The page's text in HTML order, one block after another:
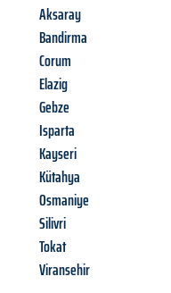
Aksaray
Bandirma
Corum
Elazig
Gebze
Isparta
Kayseri
Kütahya
Osmaniye
Silivri
Tokat
Viransehir